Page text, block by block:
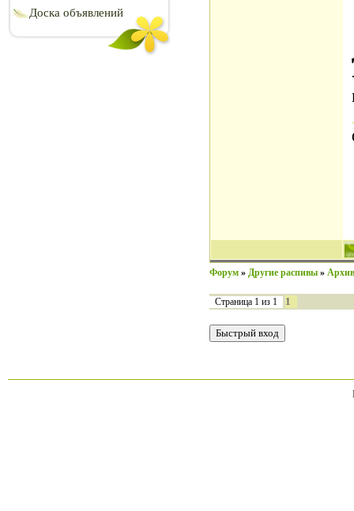
Доска объявлений
Форум » Другие распивы »
Страница 1 из 1 1